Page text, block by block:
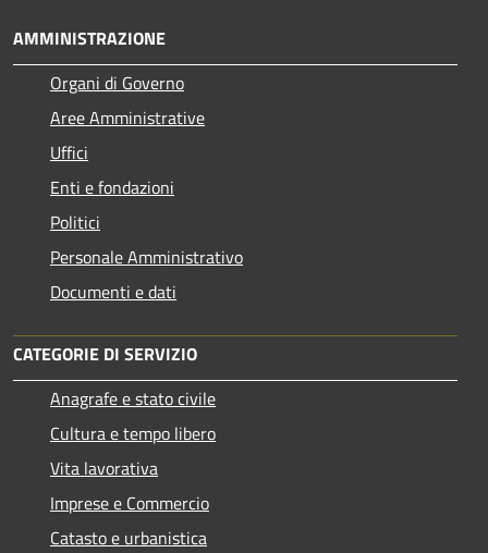
AMMINISTRAZIONE
Organi di Governo
Aree Amministrative
Uffici
Enti e fondazioni
Politici
Personale Amministrativo
Documenti e dati
CATEGORIE DI SERVIZIO
Anagrafe e stato civile
Cultura e tempo libero
Vita lavorativa
Imprese e Commercio
Catasto e urbanistica